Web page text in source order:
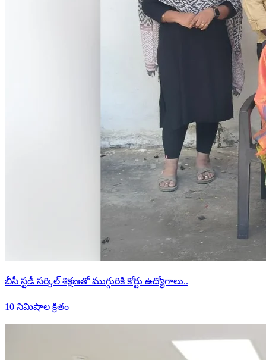
బీసీ స్టడీ సర్కిల్ శిక్షణతో ముగ్గురికి కోర్టు ఉద్యోగాలు..
10 నిమిషాల క్రితం